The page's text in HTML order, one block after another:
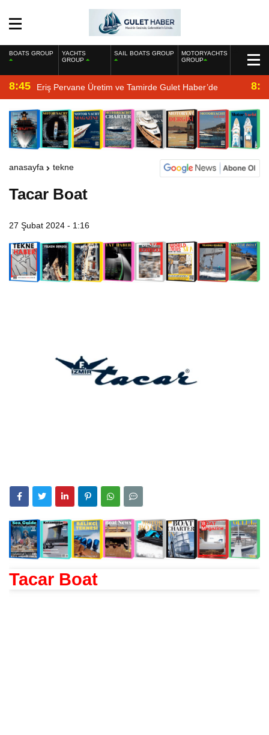
BOATS GROUP
YACHTS
GROUP
SAIL BOATS GROUP
MOTORYACHTS
GROUP
8:45 Eriş Pervane Üretim ve Tamirde Gulet Haber’de
anasayfa tekne
Tacar Boat
27 Şubat 2024 - 1:16
Tacar Boat